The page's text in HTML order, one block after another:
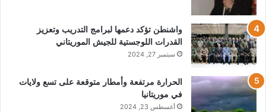
واشنطن تؤكد دعمها لبرامج التدريب وتعزيز
القدرات اللوجستية للجيش الموريتاني
سبتمبر 27, 2024
الحرارة مرتفعة وأمطار متوقعة على تسع ولايات
في موريتانيا
أغسطس 23, 2024